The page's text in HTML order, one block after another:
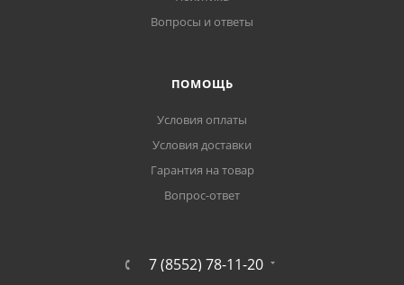
Вопросы и ответы
ПОМОЩЬ
Условия оплаты
Условия доставки
Гарантия на товар
Вопрос-ответ
7 (8552) 78-11-20